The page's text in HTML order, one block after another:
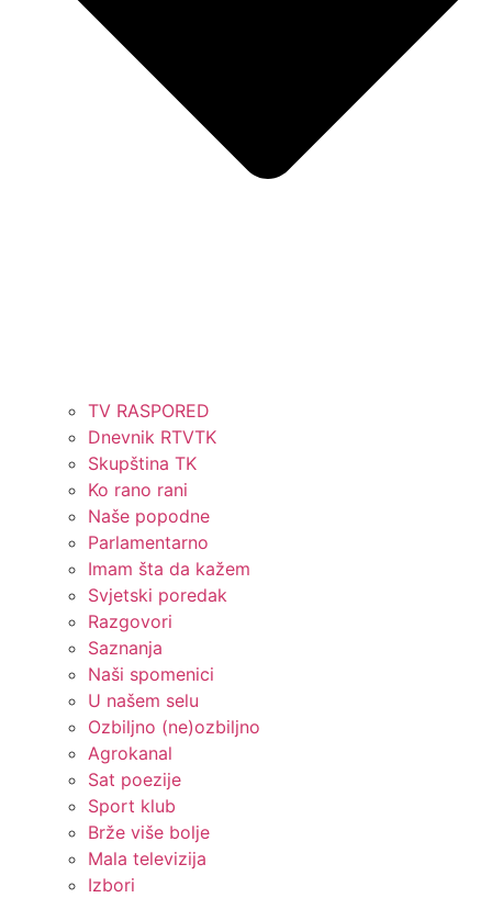
TV RASPORED
Dnevnik RTVTK
Skupština TK
Ko rano rani
Naše popodne
Parlamentarno
Imam šta da kažem
Svjetski poredak
Razgovori
Saznanja
Naši spomenici
U našem selu
Ozbiljno (ne)ozbiljno
Agrokanal
Sat poezije
Sport klub
Brže više bolje
Mala televizija
Izbori